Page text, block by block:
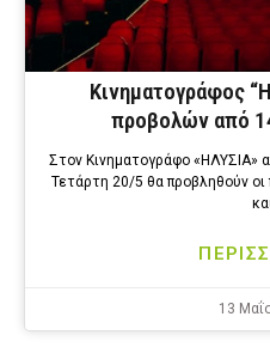
Κινηματογράφος
προβολών από
Στον Κινηματογράφο «ΗΛΥΣΙΑ»
Τετάρτη 20/5 θα προβληθούν
13